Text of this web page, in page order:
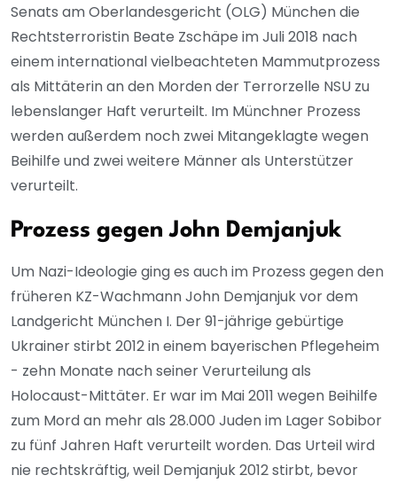
Senats am Oberlandesgericht (OLG) München die
Rechtsterroristin Beate Zschäpe im Juli 2018 nach
einem international vielbeachteten Mammutprozess
als Mittäterin an den Morden der Terrorzelle NSU zu
lebenslanger Haft verurteilt. Im Münchner Prozess
werden außerdem noch zwei Mitangeklagte wegen
Beihilfe und zwei weitere Männer als Unterstützer
verurteilt.
Prozess gegen John Demjanjuk
Um Nazi-Ideologie ging es auch im Prozess gegen den
früheren KZ-Wachmann John Demjanjuk vor dem
Landgericht München I. Der 91-jährige gebürtige
Ukrainer stirbt 2012 in einem bayerischen Pflegeheim
- zehn Monate nach seiner Verurteilung als
Holocaust-Mittäter. Er war im Mai 2011 wegen Beihilfe
zum Mord an mehr als 28.000 Juden im Lager Sobibor
zu fünf Jahren Haft verurteilt worden. Das Urteil wird
nie rechtskräftig, weil Demjanjuk 2012 stirbt, bevor